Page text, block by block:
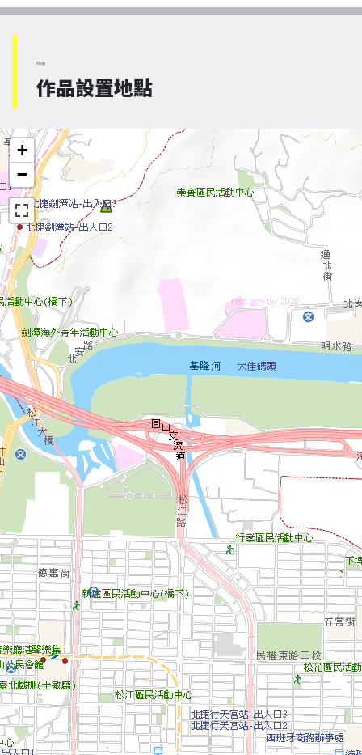
Map
作品設置地點
+
−